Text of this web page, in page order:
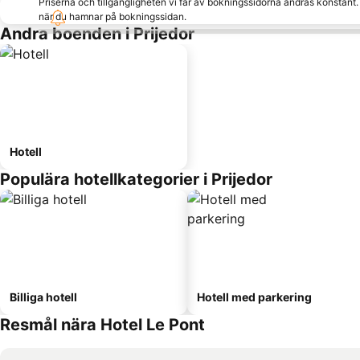
när du hamnar på bokningssidan.
Andra boenden i Prijedor
Hotell
Populära hotellkategorier i Prijedor
Billiga hotell Hotell med parkering
Resmål nära Hotel Le Pont